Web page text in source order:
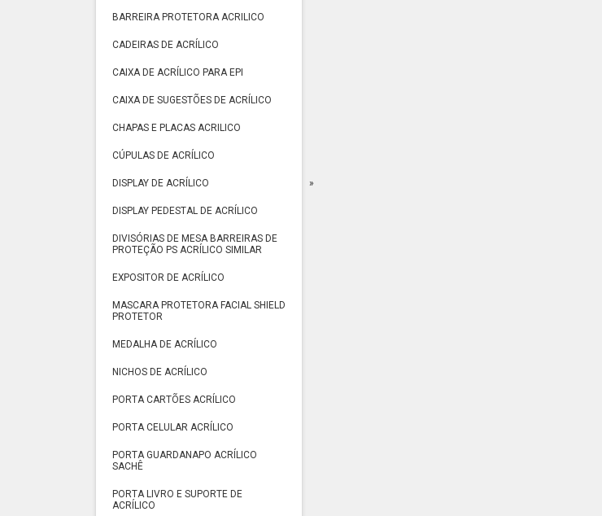
BARREIRA PROTETORA ACRILICO
CADEIRAS DE ACRÍLICO
CAIXA DE ACRÍLICO PARA EPI
CAIXA DE SUGESTÕES DE ACRÍLICO
CHAPAS E PLACAS ACRILICO
CÚPULAS DE ACRÍLICO
DISPLAY DE ACRÍLICO
DISPLAY PEDESTAL DE ACRÍLICO
DIVISÓRIAS DE MESA BARREIRAS DE
PROTEÇÃO PS ACRÍLICO SIMILAR
EXPOSITOR DE ACRÍLICO
MASCARA PROTETORA FACIAL SHIELD
PROTETOR
MEDALHA DE ACRÍLICO
NICHOS DE ACRÍLICO
PORTA CARTÕES ACRÍLICO
PORTA CELULAR ACRÍLICO
PORTA GUARDANAPO ACRÍLICO
SACHÊ
PORTA LIVRO E SUPORTE DE
ACRÍLICO